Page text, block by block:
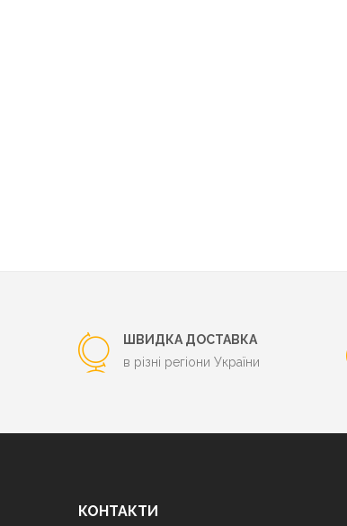
ШВИДКА ДОСТАВКА
в різні регіони України
КОНТАКТИ